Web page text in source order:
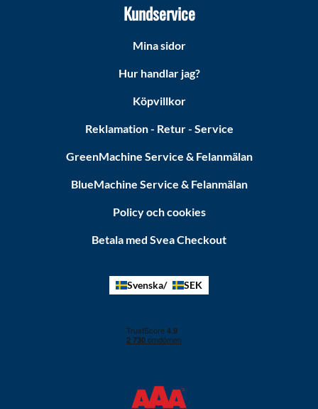
Kundservice
Mina sidor
Hur handlar jag?
Köpvillkor
Reklamation - Retur - Service
GreenMachine Service & Felanmälan
BlueMachine Service & Felanmälan
Policy och cookies
Betala med Svea Checkout
Svenska SEK